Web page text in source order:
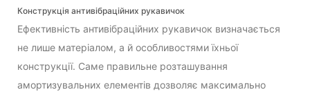
Конструкція антивібраційних рукавичок
Ефективність антивібраційних рукавичок визначається
не лише матеріалом, а й особливостями їхньої
конструкції. Саме правильне розташування
амортизувальних елементів дозволяє максимально